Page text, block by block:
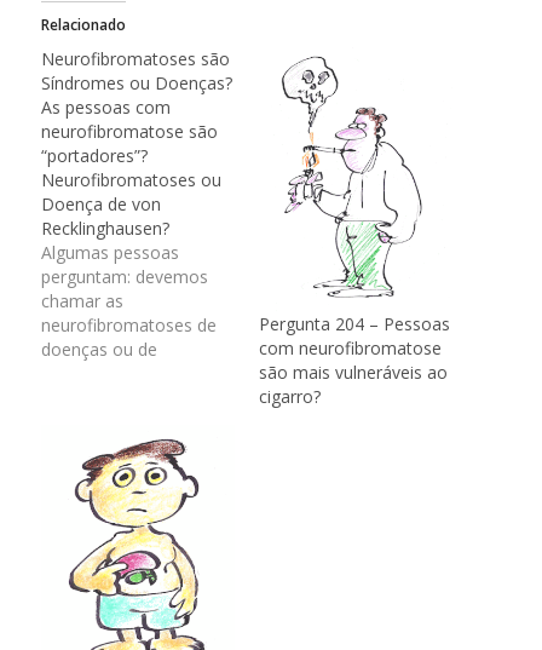
Relacionado
Neurofibromatoses são
Síndromes ou Doenças?
As pessoas com
neurofibromatose são
“portadores”?
Neurofibromatoses ou
Doença de von
Recklinghausen?
Algumas pessoas
perguntam: devemos
chamar as
neurofibromatoses de
doenças ou de
sintomas que têm uma
única causa. Por outro
lado, Síndrome é uma
denominação para um
estado mórbido, ou
seja, um conjunto de
sinais e sintomas, que
pode ocorrer por…
Pergunta 204 – Pessoas
com neurofibromatose
são mais vulneráveis ao
cigarro?